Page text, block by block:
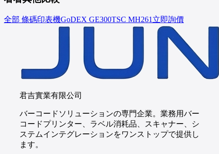
全部 條碼印表機GoDEX GE300TSC MH261 立即詢價
君吉實業有限公司
バーコードソリューションの専門企業。業務用バー
コードプリンター、ラベル消耗品、スキャナー、シ
ステムインテグレーションをワンストップで提供し
ます。